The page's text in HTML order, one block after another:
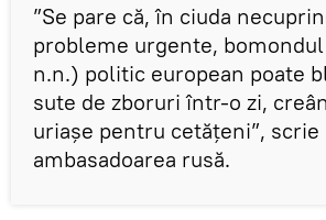
”Se pare că, în ciuda
probleme urgente,
n.n.) politic european poate
sute de zboruri într-o zi,
uriașe pentru cetățeni”, scrie
ambasadoarea rusă.